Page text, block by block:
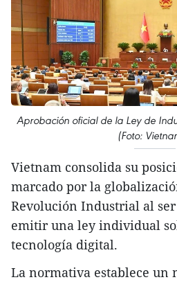
Aprobación oficial de la Ley de
(Foto:
Vietnam consolida su
marcado por la
Revolución Industrial al
emitir una ley individual
tecnología digital.
La normativa establece un